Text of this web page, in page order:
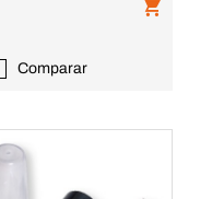
Comparar